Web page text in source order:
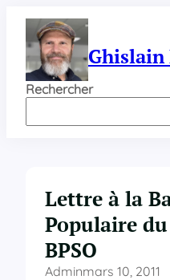
contenu
Ghislain
Rechercher
Lettre à la
Populaire
BPSO
Adminmars 10, 2011